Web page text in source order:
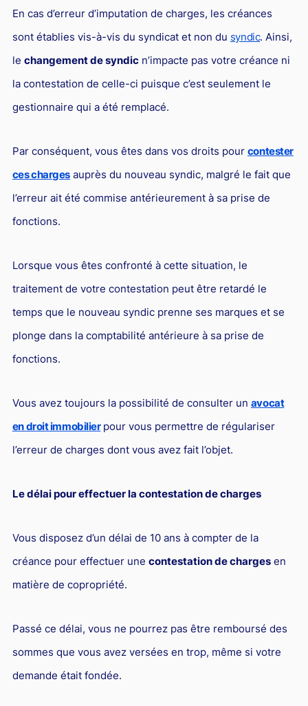
Caution bancaire
Communication et nouvelles technologies
Grande entreprise
Concurrence déloyale
Transmission d'entreprise et avocat
Gestion des crises
Responsabilité Sociétale des Entreprises (R.S.E)
Hôtellerie et restauration
Droit commercial
Énergie
Responsabilité civile
Jurisprudences et actualités
Droit du sport
En cas d’erreur d’imputation de charges, les créances
sont établies vis-à-vis du syndicat et non du syndic. Ainsi,
le changement de syndicn’impacte pas votre créance ni
la contestation de celle-ci puisque c’est seulement le
gestionnaire qui a été remplacé.
Par conséquent, vous êtes dans vos droits pour contester
ces chargesauprès du nouveau syndic, malgré le fait que
l’erreur ait été commise antérieurement à sa prise de
fonctions.
Lorsque vous êtes confronté à cette situation, le
traitement de votre contestation peut être retardé le
temps que le nouveau syndic prenne ses marques et se
plonge dans la comptabilité antérieure à sa prise de
fonctions.
Vous avez toujours la possibilité de consulter un avocat
en droit immobilierpour vous permettre de régulariser
l’erreur de charges dont vous avez fait l’objet.
Le délai pour effectuer la contestation de charges
Vous disposez d’un délai de 10 ans à compter de la
créance pour effectuer une contestation de chargesen
matière de copropriété.
Passé ce délai, vous ne pourrez pas être remboursé des
sommes que vous avez versées en trop, même si votre
demande était fondée.